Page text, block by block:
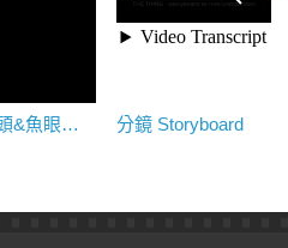
廣角鏡頭&魚眼鏡頭 Wide-angle Lens&Fish-eye Lens 分鏡 Storyboard